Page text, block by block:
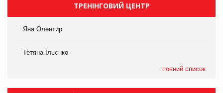
ТРЕНІНГОВИЙ ЦЕНТР
Яна Олентир
Тетяна Ільєнко
повний список